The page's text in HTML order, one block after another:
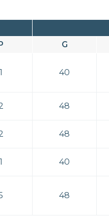
P G
1 40
48
48
1 40
48